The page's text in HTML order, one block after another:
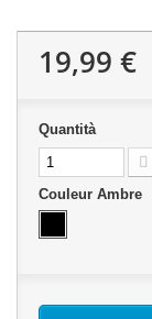
19,99 €
Quantità
Couleur Ambre